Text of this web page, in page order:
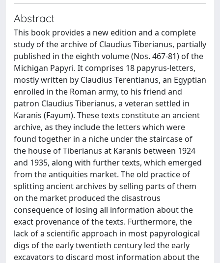
Abstract
This book provides a new edition and a complete
study of the archive of Claudius Tiberianus, partially
published in the eighth volume (Nos. 467-81) of the
Michigan Papyri. It comprises 18 papyrus-letters,
mostly written by Claudius Terentianus, an Egyptian
enrolled in the Roman army, to his friend and
patron Claudius Tiberianus, a veteran settled in
Karanis (Fayum). These texts constitute an ancient
archive, as they include the letters which were
found together in a niche under the staircase of
the house of Tiberianus at Karanis between 1924
and 1935, along with further texts, which emerged
from the antiquities market. The old practice of
splitting ancient archives by selling parts of them
on the market produced the disastrous
consequence of losing all information about the
exact provenance of the texts. Furthermore, the
lack of a scientific approach in most papyrological
digs of the early twentieth century led the early
excavators to discard most information about the